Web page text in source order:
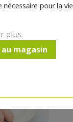
pour la vie
plus
magasin